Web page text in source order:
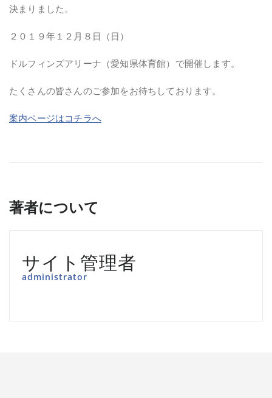
決まりました。
２０１９年１２月８日（日）
ドルフィンズアリーナ（愛知県体育館）で開催します。
たくさんの皆さんのご参加をお待ちしております。
案内ページはコチラへ
著者について
サイト管理者
administrator